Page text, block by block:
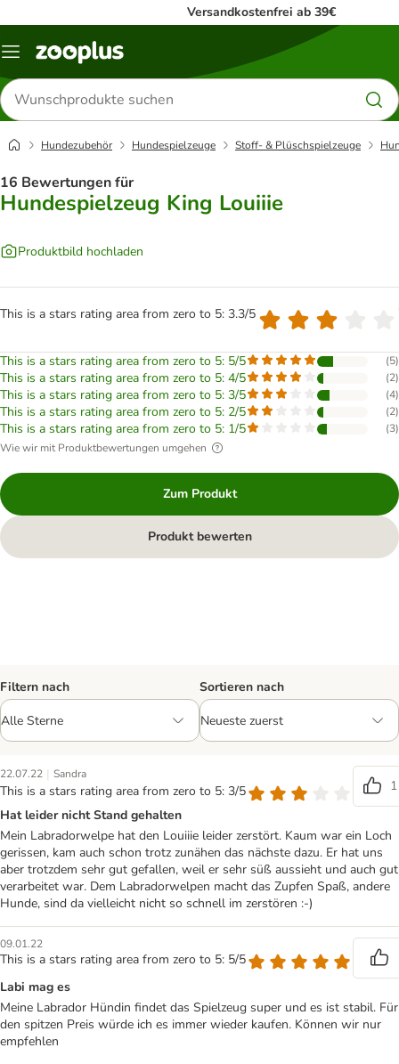
Versandkostenfrei ab 39€
Menü
Produkte
suchen
Hundezubehör Hundespielzeuge Stoff- & Plüschspielzeuge
16 Bewertungen für
Hundespielzeug King Louiiie
Produktbild hochladen
This is a stars rating area from zero to 5: 3.3/5
This is a stars rating area from zero to 5: 5/5 (5)
This is a stars rating area from zero to 5: 4/5 (2)
This is a stars rating area from zero to 5: 3/5 (4)
This is a stars rating area from zero to 5: 2/5 (2)
This is a stars rating area from zero to 5: 1/5 (3)
Wie wir mit Produktbewertungen umgehen
Zum Produkt
Produkt bewerten
Filtern nach Sortieren nach
22.07.22 | Sandra
This is a stars rating area from zero to 5: 3/5
1
Hat leider nicht Stand gehalten
Mein Labradorwelpe hat den Louiiie leider zerstört. Kaum war ein Loch
gerissen, kam auch schon trotz zunähen das nächste dazu. Er hat uns
aber trotzdem sehr gut gefallen, weil er sehr süß aussieht und auch gut
verarbeitet war. Dem Labradorwelpen macht das Zupfen Spaß, andere
Hunde, sind da vielleicht nicht so schnell im zerstören :-)
09.01.22
This is a stars rating area from zero to 5: 5/5
Labi mag es
Meine Labrador Hündin findet das Spielzeug super und es ist stabil. Für
den spitzen Preis würde ich es immer wieder kaufen. Können wir nur
empfehlen